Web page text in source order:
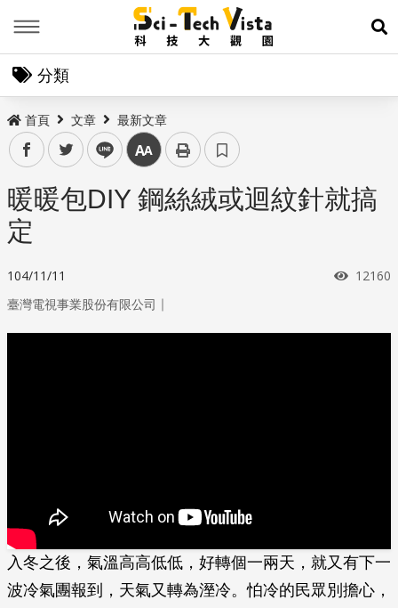
展
分類
首頁 文章 最新文章
facebooktwitter line 中
暖暖包DIY 鋼絲絨或迴紋針就搞
定
104/11/11 瀏覽次
12160
臺灣電視事業股份有限公司 ｜
入冬之後，氣溫高高低低，好轉個一兩天，就又有下一
波冷氣團報到，天氣又轉為溼冷。怕冷的民眾別擔心，